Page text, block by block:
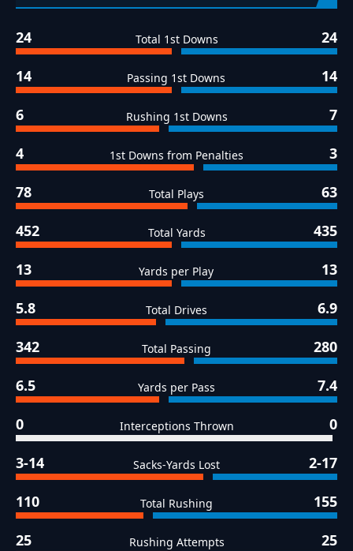
24 Total 1st Downs 24
14 Passing 1st Downs 14
6 Rushing 1st Downs 7
4 1st Downs from Penalties 3
78 Total Plays 63
452 Total Yards 435
13 Yards per Play 13
5.8 Total Drives 6.9
342 Total Passing 280
6.5 Yards per Pass 7.4
0 Interceptions Thrown 0
3-14 Sacks-Yards Lost 2-17
110 Total Rushing 155
25 Rushing Attempts 25